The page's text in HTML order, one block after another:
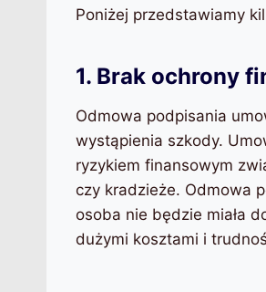
Poniżej przedstawiamy
1. Brak ochrony
Odmowa podpisania
wystąpienia szkody.
ryzykiem finansowym
czy kradzieże. Odmowa
osoba nie będzie miała
dużymi kosztami i